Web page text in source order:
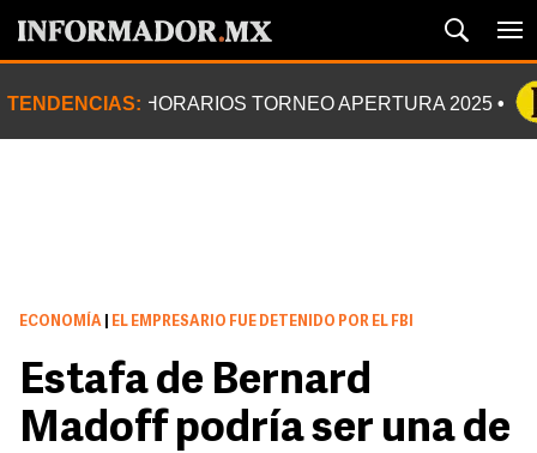
TENDENCIAS: HORARIOS TORNEO APERTURA 2025
ECONOMÍA EL EMPRESARIO FUE DETENIDO POR EL FBI
Estafa de Bernard
Madoff podría ser una de